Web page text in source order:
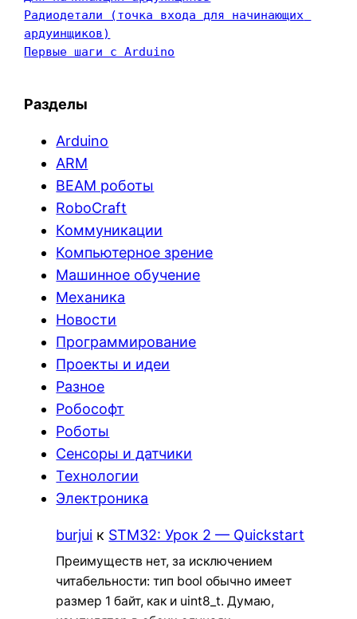
Радиодетали (точка входа для начинающих
ардуинщиков)
Первые шаги с Arduino
Разделы
Arduino
ARM
BEAM роботы
RoboCraft
Коммуникации
Компьютерное зрение
Машинное обучение
Механика
Новости
Программирование
Проекты и идеи
Разное
Робософт
Роботы
Сенсоры и датчики
Технологии
Электроника
burjui к STM32: Урок 2 — Quickstart
Преимуществ нет, за исключением
читабельности: тип bool обычно имеет
размер 1 байт, как и uint8_t. Думаю,